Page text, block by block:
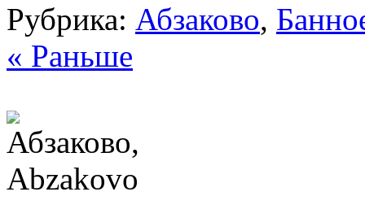
Рубрика: Абзаково,
« Раньше